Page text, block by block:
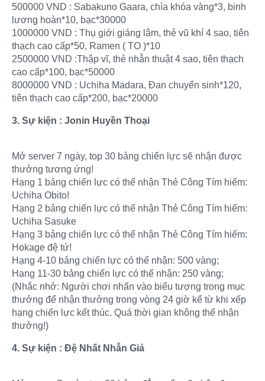
500000 VND : Sabakuno Gaara, chìa khóa vàng*3, binh
lương hoàn*10, bạc*30000
1000000 VND : Thụ giới giáng lâm, thẻ vũ khí 4 sao, tiên
thạch cao cấp*50, Ramen ( TO )*10
2500000 VND :Thập vĩ, thẻ nhẫn thuật 4 sao, tiên thạch
cao cấp*100, bạc*50000
8000000 VND : Uchiha Madara, Đan chuyển sinh*120,
tiên thạch cao cấp*200, bạc*20000
3. Sự kiện : Jonin Huyền Thoại
Mở server 7 ngày, top 30 bảng chiến lực sẽ nhận được
thưởng tương ứng!
Hạng 1 bảng chiến lực có thể nhận Thẻ Công Tím hiếm:
Uchiha Obito!
Hạng 2 bảng chiến lực có thể nhận Thẻ Công Tím hiếm:
Uchiha Sasuke
Hạng 3 bảng chiến lực có thể nhận Thẻ Công Tím hiếm:
Hokage đệ tứ!
Hạng 4-10 bảng chiến lực có thể nhận: 500 vàng;
Hạng 11-30 bảng chiến lực có thể nhận: 250 vàng;
(Nhắc nhở: Người chơi nhấn vào biểu tượng trong mục
thưởng để nhận thưởng trong vòng 24 giờ kể từ khi xếp
hạng chiến lực kết thúc. Quá thời gian không thể nhận
thưởng!)
4. Sự kiện : Đệ Nhất Nhẫn Giả